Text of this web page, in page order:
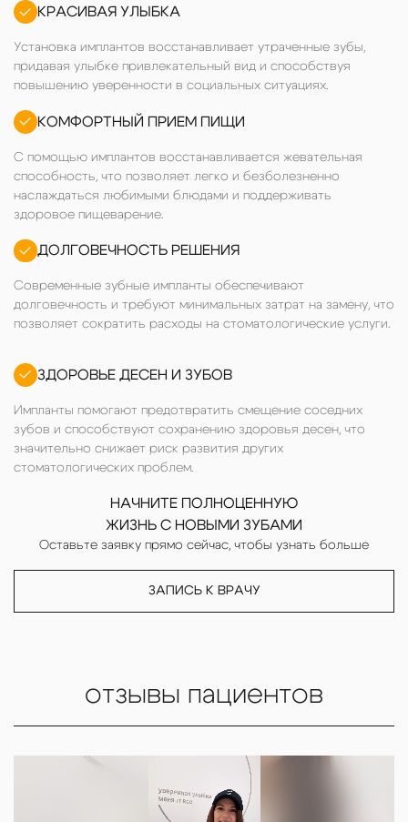
КРАСИВАЯ УЛЫБКА
Установка имплантов восстанавливает утраченные зубы,
придавая улыбке привлекательный вид и способствуя
повышению уверенности в социальных ситуациях.
КОМФОРТНЫЙ ПРИЕМ ПИЩИ
С помощью имплантов восстанавливается жевательная
способность, что позволяет легко и безболезненно
наслаждаться любимыми блюдами и поддерживать
здоровое пищеварение.
ДОЛГОВЕЧНОСТЬ РЕШЕНИЯ
Современные зубные импланты обеспечивают
долговечность и требуют минимальных затрат на замену, что
позволяет сократить расходы на стоматологические услуги.
ЗДОРОВЬЕ ДЕСЕН И ЗУБОВ
Импланты помогают предотвратить смещение соседних
зубов и способствуют сохранению здоровья десен, что
значительно снижает риск развития других
стоматологических проблем.
НАЧНИТЕ ПОЛНОЦЕННУЮ
ЖИЗНЬ С НОВЫМИ ЗУБАМИ
Оставьте заявку прямо сейчас, чтобы узнать больше
ЗАПИСЬ К ВРАЧУ
отзывы пациентов